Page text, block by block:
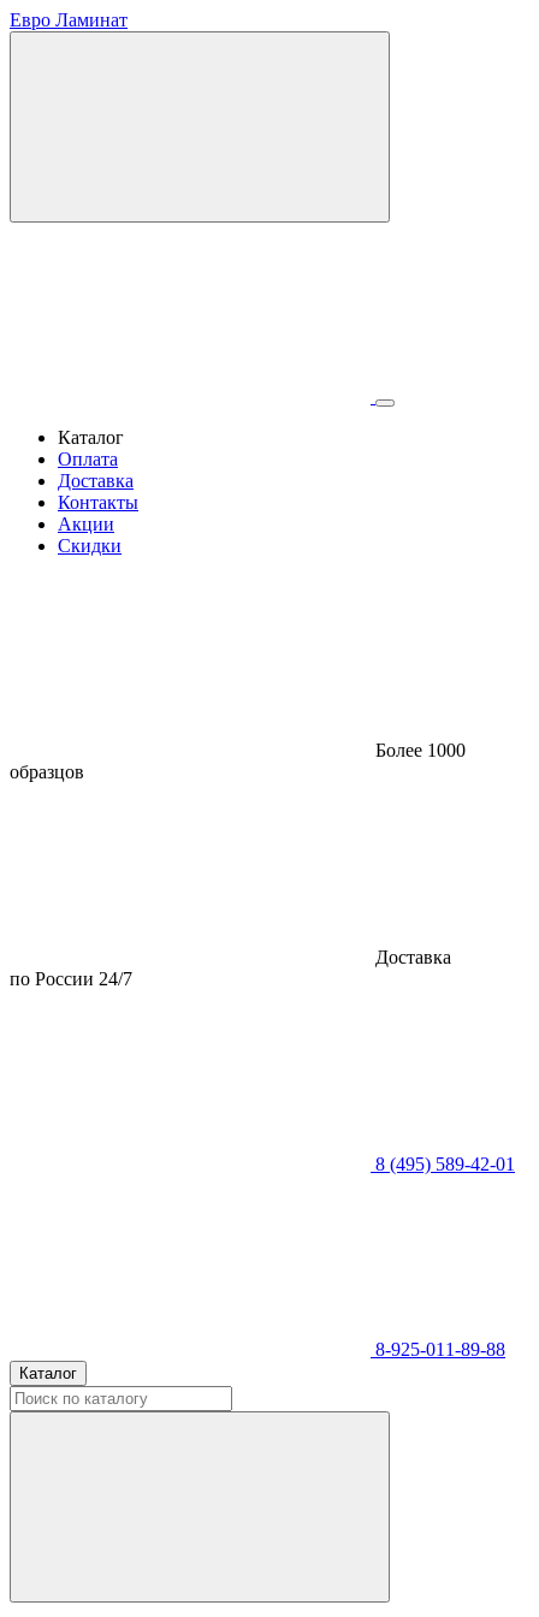
Евро Ламинат
Каталог
Оплата
Доставка
Контакты
Акции
Скидки
Более 1000
образцов
Доставка
по России 24/7
8 (495) 589-42-01
8-925-011-89-88
Каталог